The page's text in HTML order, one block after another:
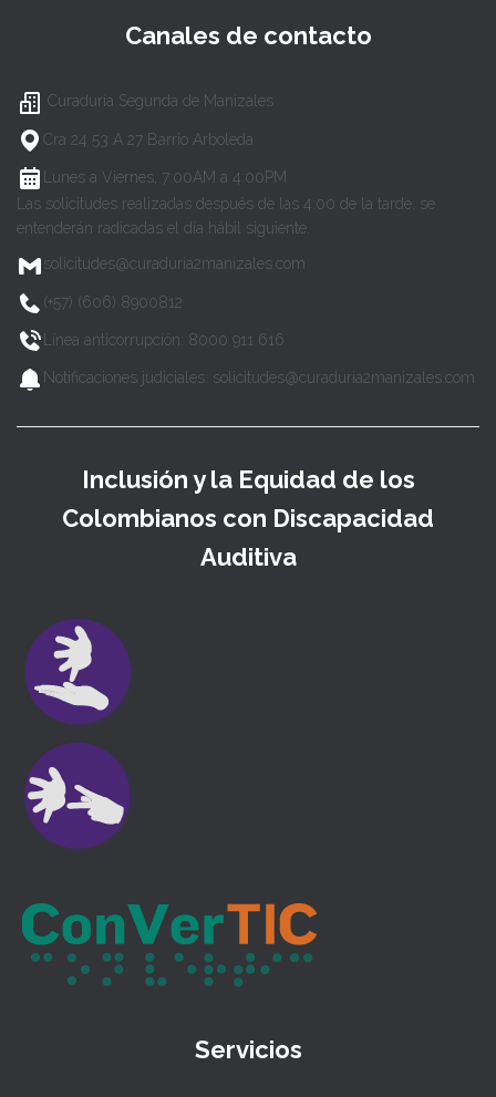
Canales de contacto
Curaduría Segunda de Manizales
Cra 24 53 A 27 Barrio Arboleda
Lunes a Viernes, 7:00AM a 4:00PM
Las solicitudes realizadas después de las 4:00 de la tarde, se
entenderán radicadas el día hábil siguiente.
solicitudes@curaduria2manizales.com
(+57) (606) 8900812
Línea anticorrupción: 8000 911 616
Notificaciones judiciales: solicitudes@curaduria2manizales.com
Inclusión y la Equidad de los
Colombianos con Discapacidad
Auditiva
Servicios